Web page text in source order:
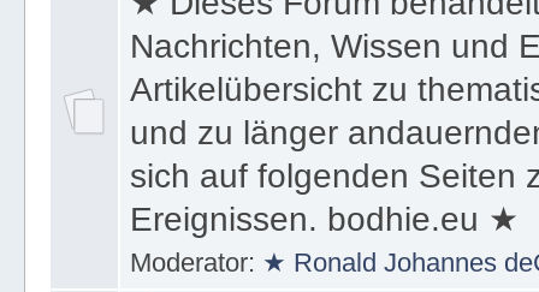
Nachrichten, Wissen und
Artikelübersicht zu
und zu länger
sich auf folgenden Seiten
Ereignissen. bodhie.eu ★
Moderator: ★ Ronald Johannes